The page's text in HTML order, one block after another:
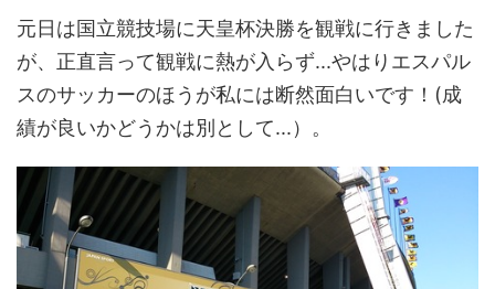
元日は国立競技場に天皇杯決勝を観戦に行きました
が、正直言って観戦に熱が入らず...やはりエスパル
スのサッカーのほうが私には断然面白いです！(成
績が良いかどうかは別として...）。